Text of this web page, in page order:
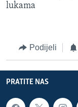
lukama
Podijeli
PRATITE NAS